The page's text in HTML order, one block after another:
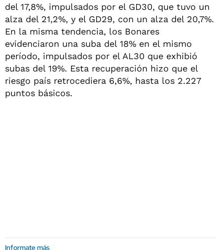
del 17,8%, impulsados por el GD30, que tuvo un
alza del 21,2%, y el GD29, con un alza del 20,7%.
En la misma tendencia, los Bonares
evidenciaron una suba del 18% en el mismo
período, impulsados por el AL30 que exhibió
subas del 19%. Esta recuperación hizo que el
riesgo país retrocediera 6,6%, hasta los 2.227
puntos básicos.
Informate más